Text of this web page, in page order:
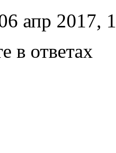
апр 2017,
в ответах